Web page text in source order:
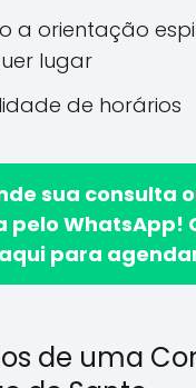
a orientação
lugar
de horários
sua consulta
pelo WhatsApp!
aqui para
de uma